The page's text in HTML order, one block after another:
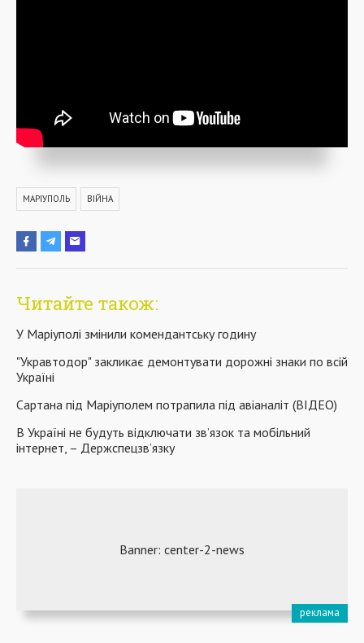
МАРІУПОЛЬ ВІЙНА
Читайте також:
У Маріуполі змінили комендантську годину
"Укравтодор" закликає демонтувати дорожні знаки по всій
Україні
Сартана під Маріуполем потрапила під авіаналіт (ВІДЕО)
В Україні не будуть відключати зв’язок та мобільний
інтернет, – Держспецзв’язку